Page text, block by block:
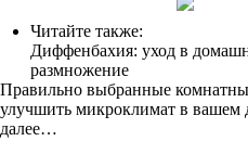
Читайте также:
Диффенбахия: уход в
размножение
Правильно выбранные
улучшить микроклимат в
далее…